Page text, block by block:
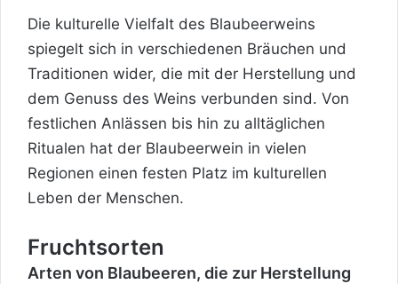
Die kulturelle Vielfalt des Blaubeerweins
spiegelt sich in verschiedenen Bräuchen und
Traditionen wider, die mit der Herstellung und
dem Genuss des Weins verbunden sind. Von
festlichen Anlässen bis hin zu alltäglichen
Ritualen hat der Blaubeerwein in vielen
Regionen einen festen Platz im kulturellen
Leben der Menschen.
Fruchtsorten
Arten von Blaubeeren, die zur Herstellung